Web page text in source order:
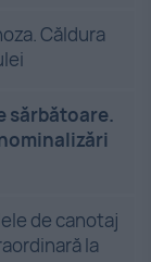
Căldura
sărbătoare.
de canotaj
la